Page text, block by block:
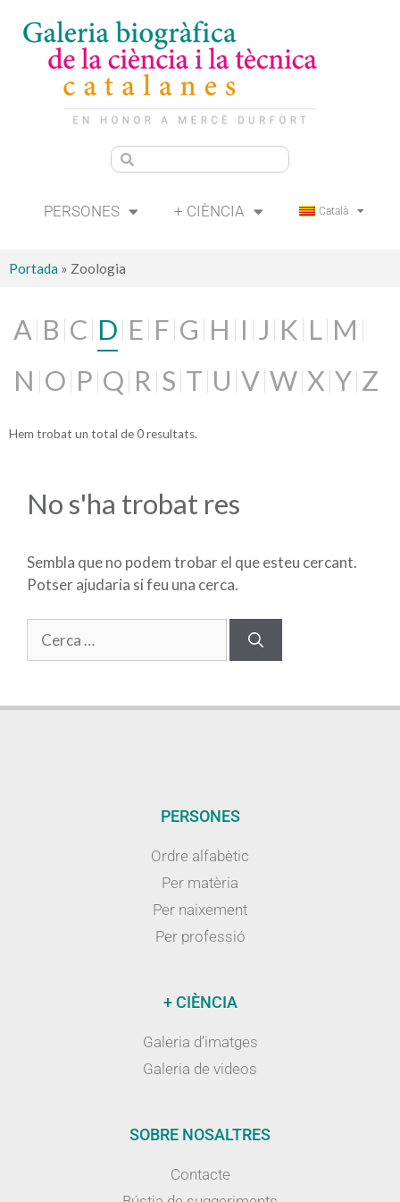
PERSONES + CIÈNCIA Català
Portada » Zoologia
A B C D E F G H I J K L M
N O P Q R S T U V W X Y Z
Hem trobat un total de 0 resultats.
No s'ha trobat res
Sembla que no podem trobar el que esteu cercant.
Potser ajudaria si feu una cerca.
PERSONES
Ordre alfabètic
Per matèria
Per naixement
Per professió
+ CIÈNCIA
Galeria d’imatges
Galeria de videos
SOBRE NOSALTRES
Contacte